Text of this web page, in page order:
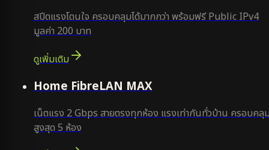
สปีดแรงโดนใจ ครอบคลุมได้มากกว่า พร้อมฟรี Public IPv4
มูลค่า 200 บาท
ดูเพิ่มเติม
Home FibreLAN MAX
เน็ตแรง 2 Gbps สายตรงทุกห้อง แรงเท่ากันทั่วบ้าน ครอบคลุ
สูงสุด 5 ห้อง